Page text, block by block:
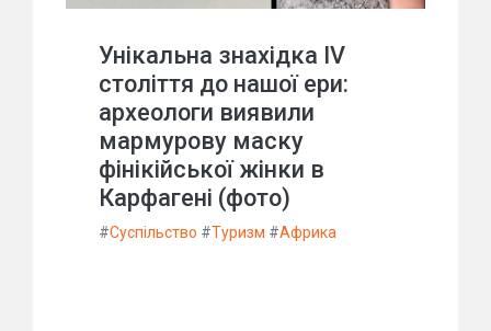
Унікальна знахідка IV
століття до нашої ери:
археологи виявили
мармурову маску
фінікійської жінки в
Карфагені (фото)
#Суспільство #Туризм #Африка